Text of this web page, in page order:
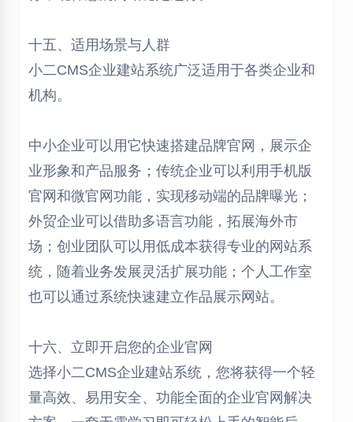
十五、适用场景与人群
小二CMS企业建站系统广泛适用于各类企业和
机构。
中小企业可以用它快速搭建品牌官网，展示企
业形象和产品服务；传统企业可以利用手机版
官网和微官网功能，实现移动端的品牌曝光；
外贸企业可以借助多语言功能，拓展海外市
场；创业团队可以用低成本获得专业的网站系
统，随着业务发展灵活扩展功能；个人工作室
也可以通过系统快速建立作品展示网站。
十六、立即开启您的企业官网
选择小二CMS企业建站系统，您将获得一个轻
量高效、易用安全、功能全面的企业官网解决